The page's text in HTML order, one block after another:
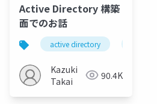
Active Directory 構築
面でのお話
active directory
Kazuki
Takai
90.4K